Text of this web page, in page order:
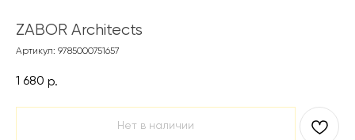
ZABOR Architects
Артикул: 9785000751657
1 680 р.
Нет в наличии